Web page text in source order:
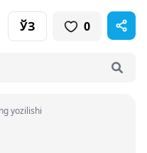
ЎЗ 0
yozilishi